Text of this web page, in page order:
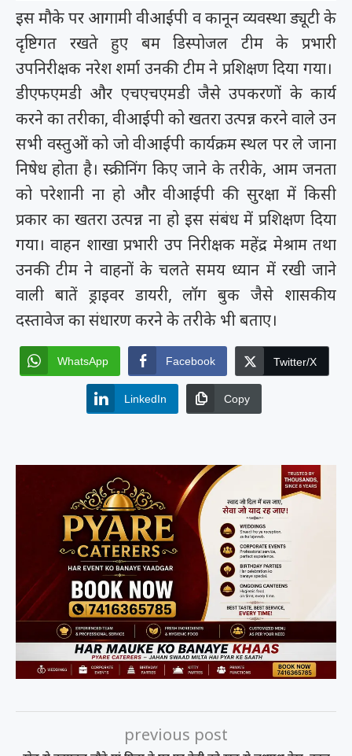
इस मौके पर आगामी वीआईपी व कानून व्यवस्था ड्यूटी के
दृष्टिगत रखते हुए बम डिस्पोजल टीम के प्रभारी
उपनिरीक्षक नरेश शर्मा उनकी टीम ने प्रशिक्षण दिया गया।
डीएफएमडी और एचएचएमडी जैसे उपकरणों के कार्य
करने का तरीका, वीआईपी को खतरा उत्पन्न करने वाले उन
सभी वस्तुओं को जो वीआईपी कार्यक्रम स्थल पर ले जाना
निषेध होता है। स्क्रीनिंग किए जाने के तरीके, आम जनता
को परेशानी ना हो और वीआईपी की सुरक्षा में किसी
प्रकार का खतरा उत्पन्न ना हो इस संबंध में प्रशिक्षण दिया
गया। वाहन शाखा प्रभारी उप निरीक्षक महेंद्र मेश्राम तथा
उनकी टीम ने वाहनों के चलते समय ध्यान में रखी जाने
वाली बातें ड्राइवर डायरी, लॉग बुक जैसे शासकीय
दस्तावेज का संधारण करने के तरीके भी बताए।
WhatsApp Facebook Twitter/X
LinkedIn Copy
previous post